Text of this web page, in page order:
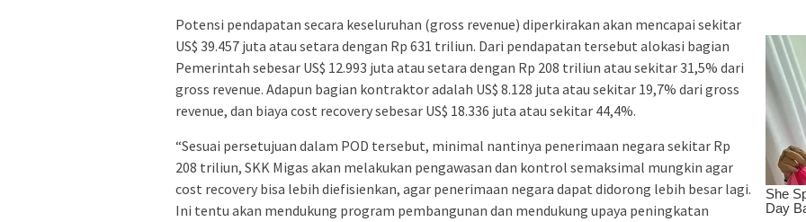
Potensi pendapatan secara keseluruhan (gross revenue) diperkirakan akan mencapai sekitar
US$ 39.457 juta atau setara dengan Rp 631 triliun. Dari pendapatan tersebut alokasi bagian
Pemerintah sebesar US$ 12.993 juta atau setara dengan Rp 208 triliun atau sekitar 31,5% dari
gross revenue. Adapun bagian kontraktor adalah US$ 8.128 juta atau sekitar 19,7% dari gross
revenue, dan biaya cost recovery sebesar US$ 18.336 juta atau sekitar 44,4%.
“Sesuai persetujuan dalam POD tersebut, minimal nantinya penerimaan negara sekitar Rp
208 triliun, SKK Migas akan melakukan pengawasan dan kontrol semaksimal mungkin agar
cost recovery bisa lebih diefisienkan, agar penerimaan negara dapat didorong lebih besar lagi.
Ini tentu akan mendukung program pembangunan dan mendukung upaya peningkatan